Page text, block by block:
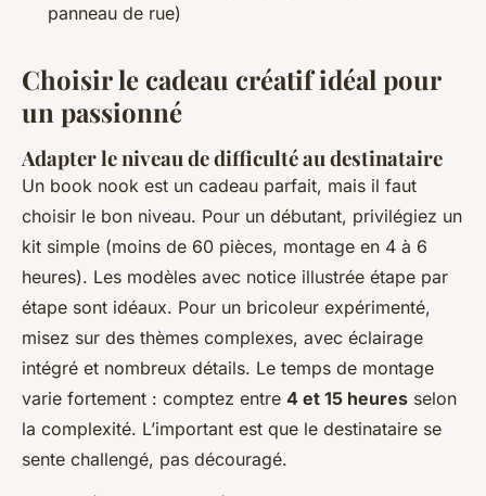
panneau de rue)
Choisir le cadeau créatif idéal pour
un passionné
Adapter le niveau de difficulté au destinataire
Un book nook est un cadeau parfait, mais il faut
choisir le bon niveau. Pour un débutant, privilégiez un
kit simple (moins de 60 pièces, montage en 4 à 6
heures). Les modèles avec notice illustrée étape par
étape sont idéaux. Pour un bricoleur expérimenté,
misez sur des thèmes complexes, avec éclairage
intégré et nombreux détails. Le temps de montage
varie fortement : comptez entre 4 et 15 heures selon
la complexité. L’important est que le destinataire se
sente challengé, pas découragé.